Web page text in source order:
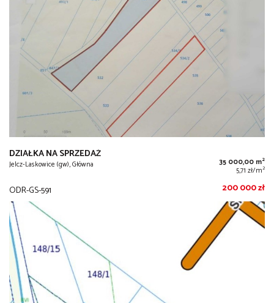
DZIAŁKA NA SPRZEDAŻ
Jelcz-Laskowice (gw), Główna 35 000,00 m2
5,71 zł/m2
ODR-GS-591 200 000 zł